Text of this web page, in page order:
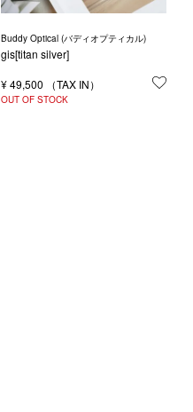
Buddy Optical (バディオプティカル)
gis[titan silver]
¥49,500
OUT OF STOCK